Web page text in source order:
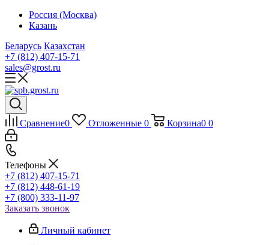
Россия (Москва)
Казань
Беларусь Казахстан
+7 (812) 407-15-71
sales@grost.ru
Сравнение0 Отложенные 0 Корзина0 0
Телефоны
+7 (812) 407-15-71
+7 (812) 448-61-19
+7 (800) 333-11-97
Заказать звонок
Личный кабинет